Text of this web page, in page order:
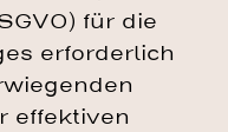
für die
erforderlich
effektiven